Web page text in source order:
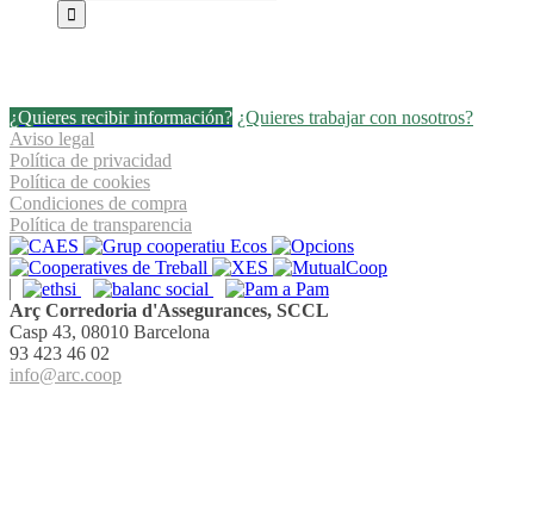
¿Quieres recibir información? ¿Quieres trabajar con nosotros?
Aviso legal
Política de privacidad
Política de cookies
Condiciones de compra
Política de transparencia
Arç Corredoria d'Assegurances, SCCL
Casp 43, 08010 Barcelona
93 423 46 02
info@arc.coop